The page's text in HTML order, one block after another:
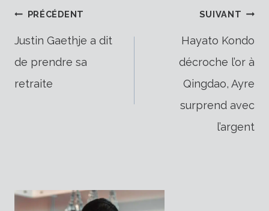
Navigation
de
PRÉCÉDENT
Justin Gaethje a dit
de prendre sa
retraite
SUIVANT
Hayato Kondo
décroche l’or à
Qingdao, Ayre
surprend avec
l’argent